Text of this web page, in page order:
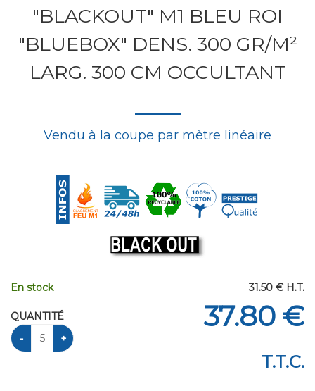
"BLACKOUT" M1 BLEU ROI
"BLUEBOX" DENS. 300 GR/M²
LARG. 300 CM OCCULTANT
Vendu à la coupe par mètre linéaire
31.50 € H.T.
37.80 €
T.T.C.
En stock
QUANTITÉ